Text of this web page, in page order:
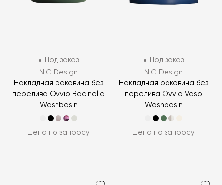
Под заказ
NIC Design
Накладная раковина без
перелива Ovvio Bacinella
Washbasin
Цена по запросу
Под заказ
NIC Design
Накладная раковина без
перелива Ovvio Vaso
Washbasin
Цена по запросу